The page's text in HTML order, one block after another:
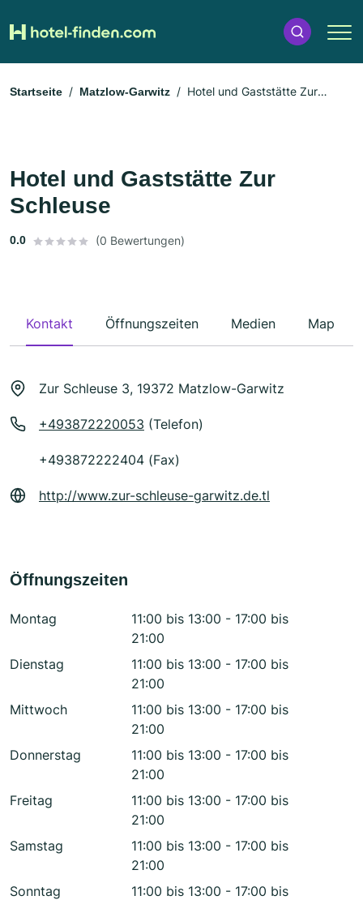
Startseite Matzlow-Garwitz
Hotel und Gaststätte Zur
Hotel und Gaststätte Zur
Schleuse
0.0 (0 Bewertungen)
Kontakt Öffnungszeiten Medien Map
Zur Schleuse 3, 19372 Matzlow-Garwitz
+493872220053 (Telefon)
+493872222404 (Fax)
http://www.zur-schleuse-garwitz.de.tl
Öffnungszeiten
Montag
11:00 bis 13:00 - 17:00 bis
21:00
Dienstag
11:00 bis 13:00 - 17:00 bis
21:00
Mittwoch
11:00 bis 13:00 - 17:00 bis
21:00
Donnerstag
11:00 bis 13:00 - 17:00 bis
21:00
Freitag
11:00 bis 13:00 - 17:00 bis
21:00
Samstag
11:00 bis 13:00 - 17:00 bis
21:00
Sonntag
11:00 bis 13:00 - 17:00 bis